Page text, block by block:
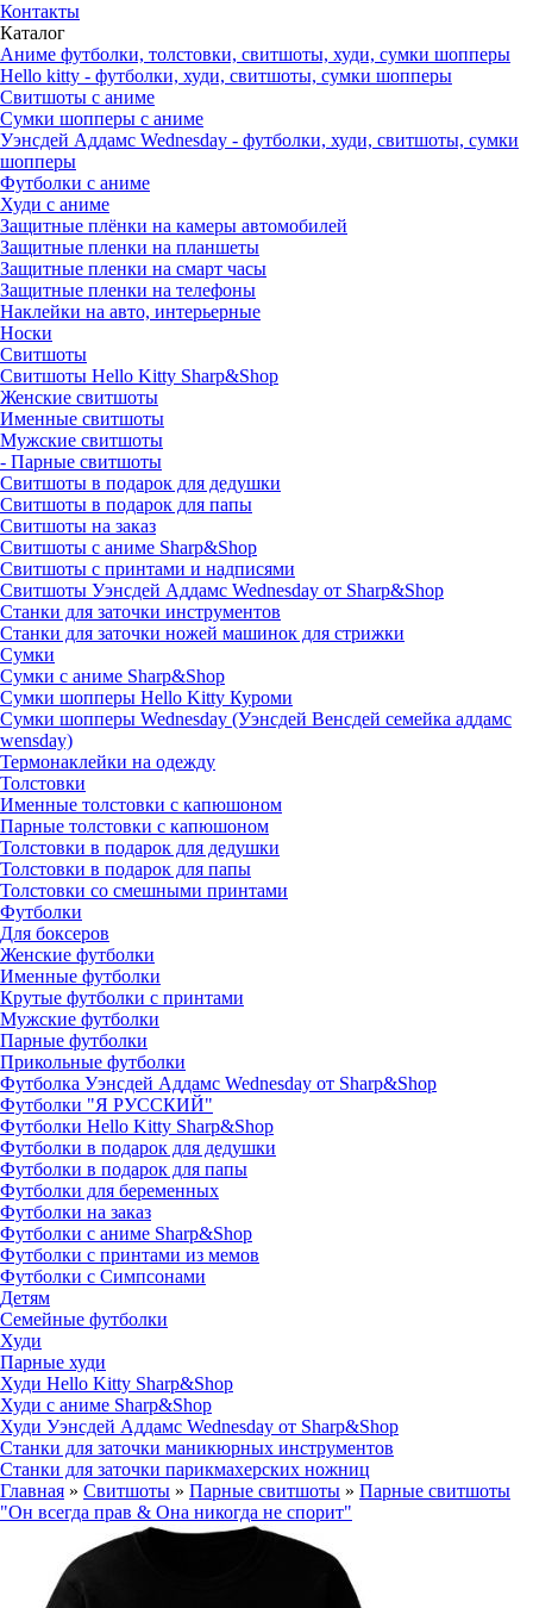
Контакты
Каталог
Аниме футболки, толстовки, свитшоты, худи, сумки шопперы
Hello kitty - футболки, худи, свитшоты, сумки шопперы
Свитшоты с аниме
Сумки шопперы с аниме
Уэнсдей Аддамс Wednesday - футболки, худи, свитшоты, сумки
шопперы
Футболки с аниме
Худи с аниме
Защитные плёнки на камеры автомобилей
Защитные пленки на планшеты
Защитные пленки на смарт часы
Защитные пленки на телефоны
Наклейки на авто, интерьерные
Носки
Свитшоты
Cвитшоты Hello Kitty Sharp&Shop
Женские свитшоты
Именные свитшоты
Мужские свитшоты
- Парные свитшоты
Свитшоты в подарок для дедушки
Свитшоты в подарок для папы
Свитшоты на заказ
Свитшоты с аниме Sharp&Shop
Свитшоты с принтами и надписями
Свитшоты Уэнсдей Аддамс Wednesday от Sharp&Shop
Станки для заточки инструментов
Станки для заточки ножей машинок для стрижки
Сумки
Сумки с аниме Sharp&Shop
Сумки шопперы Hello Kitty Куроми
Сумки шопперы Wednesday (Уэнсдей Венсдей семейка аддамс
wensday)
Термонаклейки на одежду
Толстовки
Именные толстовки с капюшоном
Парные толстовки с капюшоном
Толстовки в подарок для дедушки
Толстовки в подарок для папы
Толстовки со смешными принтами
Футболки
Для боксеров
Женские футболки
Именные футболки
Крутые футболки с принтами
Мужские футболки
Парные футболки
Прикольные футболки
Футболка Уэнсдей Аддамс Wednesday от Sharp&Shop
Футболки "Я РУССКИЙ"
Футболки Hello Kitty Sharp&Shop
Футболки в подарок для дедушки
Футболки в подарок для папы
Футболки для беременных
Футболки на заказ
Футболки с аниме Sharp&Shop
Футболки с принтами из мемов
Футболки с Симпсонами
Детям
Семейные футболки
Худи
Парные худи
Худи Hello Kitty Sharp&Shop
Худи с аниме Sharp&Shop
Худи Уэнсдей Аддамс Wednesday от Sharp&Shop
Станки для заточки маникюрных инструментов
Станки для заточки парикмахерских ножниц
Главная » Свитшоты » Парные свитшоты » Парные свитшоты
"Он всегда прав & Она никогда не спорит"